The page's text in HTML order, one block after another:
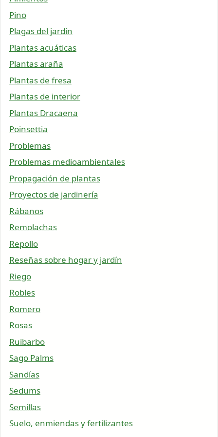
Pino
Plagas del jardín
Plantas acuáticas
Plantas araña
Plantas de fresa
Plantas de interior
Plantas Dracaena
Poinsettia
Problemas
Problemas medioambientales
Propagación de plantas
Proyectos de jardinería
Rábanos
Remolachas
Repollo
Reseñas sobre hogar y jardín
Riego
Robles
Romero
Rosas
Ruibarbo
Sago Palms
Sandías
Sedums
Semillas
Suelo, enmiendas y fertilizantes